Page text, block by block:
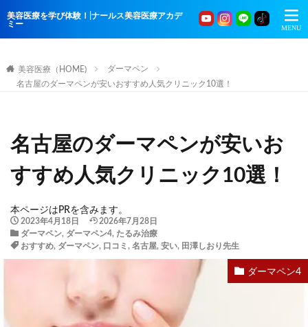
美容医療を学び体験！|ナールス美容医療アカデ
ミー
美容医療（HOME)
ダーマペン
名古屋のダーマペンが安いおすすめ人気クリニック10選！
名古屋のダーマペンが安いお
すすめ人気クリニック10選！
本ページはPRを含みます。
2023年4月18日
2026年7月28日
ダーマペン, ダーマペン4, たるみ治療
おすすめ, ダーマペン, 口コミ , 名古屋, 安い, 田澤しおり先生
ダーマペン4